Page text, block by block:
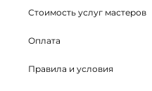
Стоимость услуг мастеров
Оплата
Правила и условия